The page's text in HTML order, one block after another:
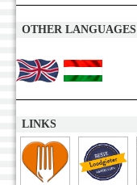
OTHER LANGUAGES
LINKS